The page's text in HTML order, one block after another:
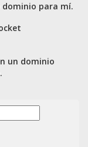
dominio para mí.
un dominio